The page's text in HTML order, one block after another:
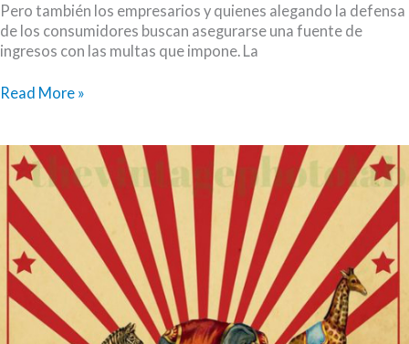
Pero también los empresarios y quienes alegando la defensa
de los consumidores buscan asegurarse una fuente de
ingresos con las multas que impone. La
Indecopi:
como
el
jefe
de
Gobierno
Read More »